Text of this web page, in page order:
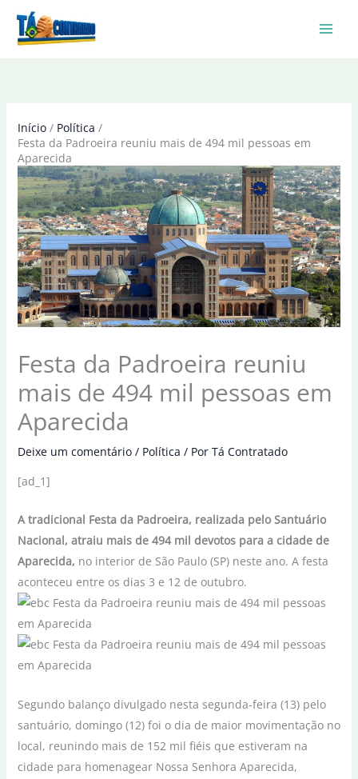
Início
Política
Festa da Padroeira reuniu mais de 494 mil pessoas em
Aparecida
Festa da Padroeira reuniu
mais de 494 mil pessoas em
Aparecida
Deixe um comentário / Política / Por Tá Contratado
[ad_1]
A tradicional Festa da Padroeira, realizada pelo Santuário
Nacional, atraiu mais de 494 mil devotos para a cidade de
Aparecida, no interior de São Paulo (SP) neste ano. A festa
aconteceu entre os dias 3 e 12 de outubro.
Segundo balanço divulgado nesta segunda-feira (13) pelo
santuário, domingo (12) foi o dia de maior movimentação no
local, reunindo mais de 152 mil fiéis que estiveram na
cidade para homenagear Nossa Senhora Aparecida,